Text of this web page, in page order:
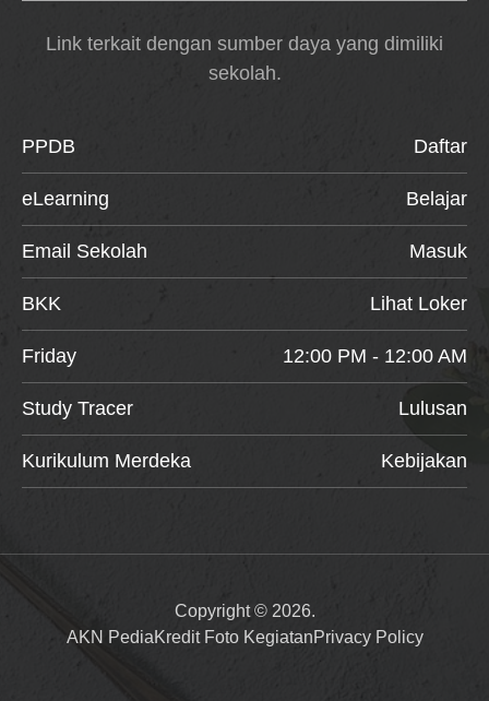
Link terkait dengan sumber daya yang dimiliki
sekolah.
PPDB Daftar
eLearning Belajar
Email Sekolah Masuk
BKK Lihat Loker
Friday 12:00 PM - 12:00 AM
Study Tracer Lulusan
Kurikulum Merdeka Kebijakan
Copyright © 2026.
AKN PediaKredit Foto KegiatanPrivacy Policy